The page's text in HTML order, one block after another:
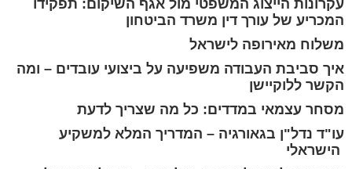
עקרונות הייצוג המשפטי מול אגף השיקום: תפקידו
המכריע של עורך דין משרד הביטחון
משלוח מאירופה לישראל
איך סביבת העבודה משפיעה על ביצועי עובדים – ומה
הקשר ללוקיישן
מסחר עצמאי במדדים: כל מה שצריך לדעת
עו"ד נדל"ן בגאורגיה – המדריך המלא למשקיע
הישראלי